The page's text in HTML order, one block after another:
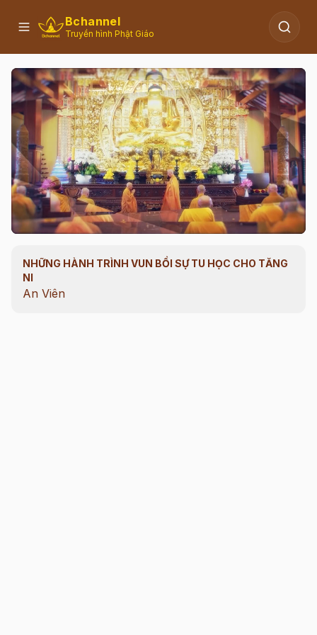
Bchannel
Truyền hình Phật Giáo
00:11/ 08:04
NHỮNG HÀNH TRÌNH VUN BỒI SỰ TU HỌC CHO TĂNG
NI
An Viên